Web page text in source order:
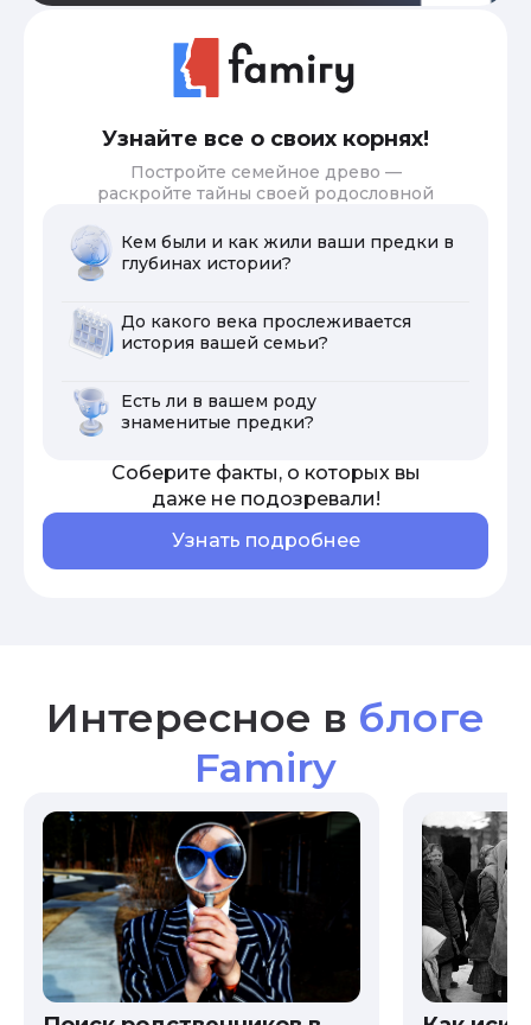
Узнайте все о своих корнях!
Постройте семейное древо —
раскройте тайны своей родословной
Кем были и как жили ваши предки в
глубинах истории?
До какого века прослеживается
история вашей семьи?
Есть ли в вашем роду
знаменитые предки?
Соберите факты, о которых вы
даже не подозревали!
Узнать подробнее
Интересное в блоге
Famiry